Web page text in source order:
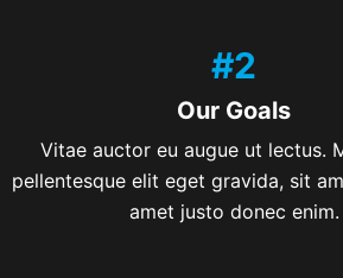
#2
Our Goals
Vitae auctor eu augue ut lectus.
pellentesque elit eget gravida, sit
amet justo donec enim.